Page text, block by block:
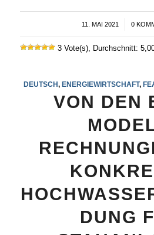
11. MAI 2021
/ 0
3 Vote(s), Durchschnitt:
DEUTSCH, ENERGIEWIRTSCHAFT,
VON DEN
DUNG